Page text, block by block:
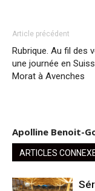
Article précédent
Rubrique. Au fil des
une journée en
Morat à Avenches
Apolline Benoit-
ARTICLES